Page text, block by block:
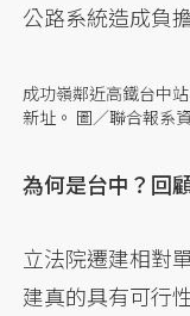
公路系統造成負
成功嶺鄰近高鐵台中
新址。 圖／聯合報系
為何是台中？回
立法院遷建相對
建真的具有可行